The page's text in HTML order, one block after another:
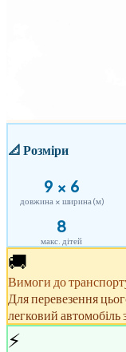
📐Розміри
9 × 6
довжина × ширина (м)
8
макс. дітей
🚚
Вимоги до
Для перевезення
легковий
⚡